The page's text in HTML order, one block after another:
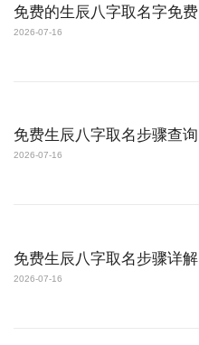
免费的生辰八字取名字免费
2026-07-16
免费生辰八字取名步骤查询
2026-07-16
免费生辰八字取名步骤详解
2026-07-16